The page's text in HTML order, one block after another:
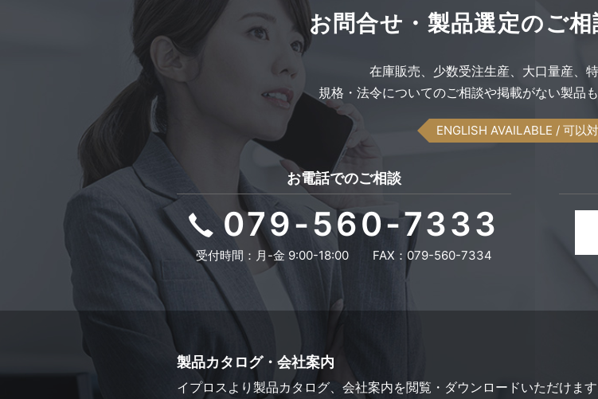
お問合せ・製品選定のご
在庫販売、 少数受注生産、 大口量産、
規格・法令についてのご相談や掲載がない製品も
ENGLISH AVAILABLE / 可以
お電話でのご相談
079-560-7333
受付時間：月-金 9:00-18:00 FAX：079-560-7334
製品カタログ・会社案内
イプロスより 製品カタログ、会社案内を閲覧・ダウンロードいただけます